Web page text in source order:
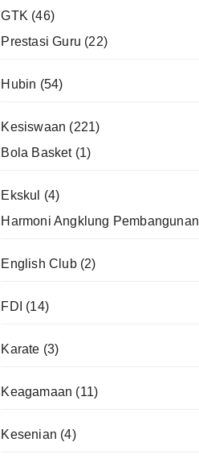
GTK (46)
Prestasi Guru (22)
Hubin (54)
Kesiswaan (221)
Bola Basket(1)
Ekskul
(4)
Harmoni Angklung Pembangunan
English Club(2)
FDI (14)
Karate (3)
Keagamaan (11)
Kesenian (4)